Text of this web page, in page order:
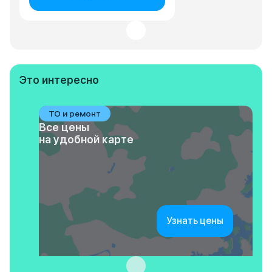
Это интересно
ТО и ремонт
Все цены
на удобной карте
Узнать цены